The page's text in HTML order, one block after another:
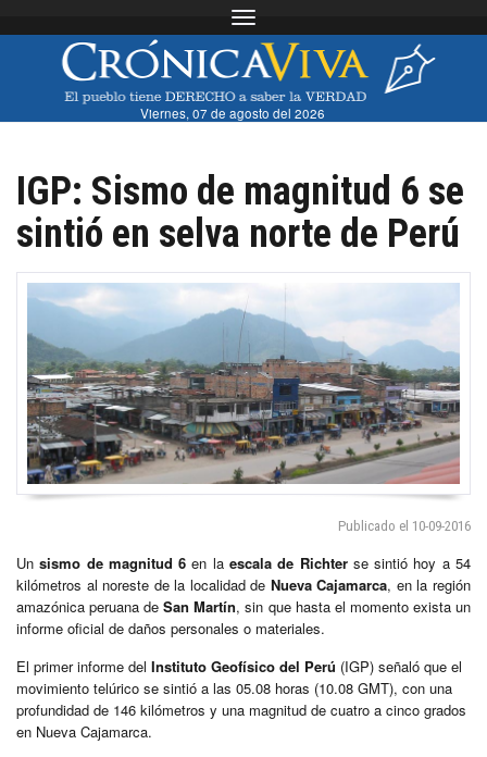
Toggle navigation
Viernes, 07 de agosto del 2026
IGP: Sismo de magnitud 6 se
sintió en selva norte de Perú
Publicado el 10-09-2016
Unsismo de magnitud 6 en laescala de Richterse sintió hoy a 54
kilómetros al noreste de la localidad de Nueva Cajamarca, en la región
amazónica peruana de San Martín, sin que hasta el momento exista un
informe oficial de daños personales o materiales.
El primer informe del Instituto Geofísico del Perú (IGP) señaló que el
movimiento telúrico se sintió a las 05.08 horas (10.08 GMT), con una
profundidad de 146 kilómetros y una magnitud de cuatro a cinco grados
en Nueva Cajamarca.